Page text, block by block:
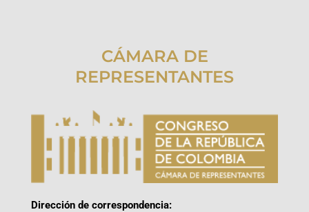
CÁMARA DE
REPRESENTANTES
Dirección de correspondencia: